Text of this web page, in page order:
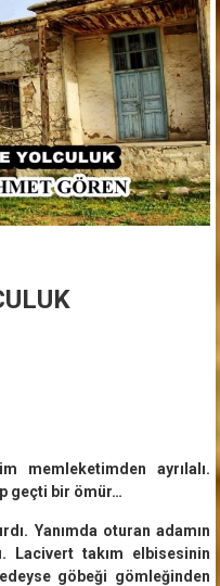
memleketimden ayrılalı.
geçti bir ömür…
Yanımda oturan adamın
Lacivert takım elbisesinin
göbeği gömleğinden